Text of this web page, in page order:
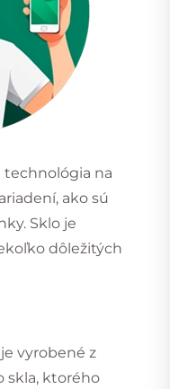
technológia na
ako sú
Sklo je
dôležitých
vyrobené z
skla, ktorého